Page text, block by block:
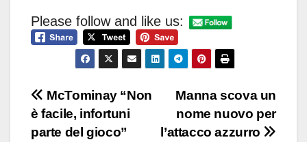
Please follow and like us:
Navigazione
articoli
Manna scova un
nome nuovo per
l’attacco azzurro
McTominay “Non
è facile, infortuni
parte del gioco”